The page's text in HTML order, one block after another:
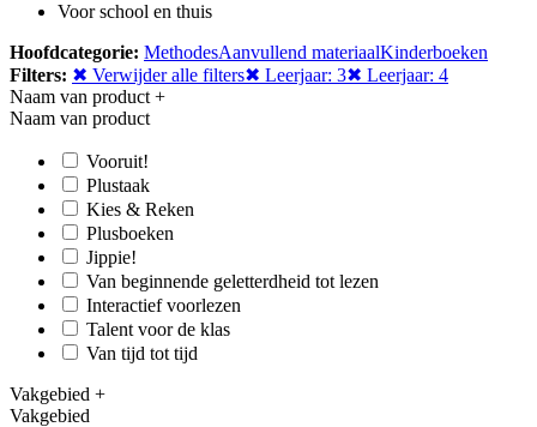
Voor school en thuis
Hoofdcategorie: MethodesAanvullend materiaalKinderboeken
Filters: ✖ Verwijder alle filters✖ Leerjaar: 3✖ Leerjaar: 4
Naam van product +
Naam van product
Vooruit!
Plustaak
Kies & Reken
Plusboeken
Jippie!
Van beginnende geletterdheid tot lezen
Interactief voorlezen
Talent voor de klas
Van tijd tot tijd
Vakgebied +
Vakgebied